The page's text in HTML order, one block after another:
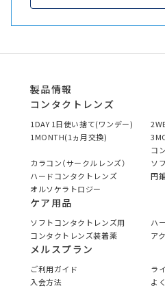
製品情報
コンタクトレンズ
1DAY 1日使い捨て(ワンデー)
1MONTH(1ヵ月交換)
コ
カラコン（サークルレンズ）
ソ
ハードコンタクトレンズ
円
オルソケラトロジー
ケア用品
ソフトコンタクトレンズ用
ハ
コンタクトレンズ装着薬
ア
メルスプラン
ご利用ガイド
ラ
入会方法
よ